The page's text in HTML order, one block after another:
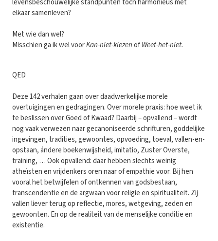
levensbeschouwelijke standpunten toch harmonieus met
elkaar samenleven?
Met wie dan wel?
Misschien ga ik wel voorKan-niet-kiezenofWeet-het-niet.
QED
Deze 142 verhalen gaan over daadwerkelijke morele
overtuigingen en gedragingen. Over morele praxis: hoe weet ik
te beslissen over Goed of Kwaad? Daarbij – opvallend – wordt
nog vaak verwezen naar gecanoniseerde schrifturen, goddelijke
ingevingen, tradities, gewoontes, opvoeding, toeval, vallen-en-
opstaan, ándere boekenwijsheid, imitatio, Zuster Overste,
training, … Ook opvallend: daar hebben slechts weinig
atheïsten en vrijdenkers oren naar of empathie voor. Bij hen
vooral het betwijfelen of ontkennen van godsbestaan,
transcendentie en de argwaan voor religie en spiritualiteit. Zij
vallen liever terug op reflectie, mores, wetgeving, zeden en
gewoonten. En op de realiteit van de menselijke conditie en
existentie.